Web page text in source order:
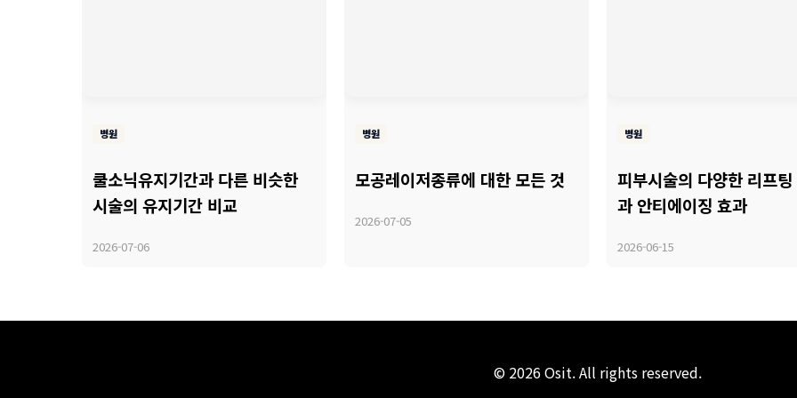
병원
쿨소닉유지기간과 다른 비슷한
시술의 유지기간 비교
2026-07-06
병원
모공레이저종류에 대한 모든 것
2026-07-05
병원
피부시술의 다양한 리프
과 안티에이징 효과
2026-06-15
© 2026 Osit. All rights reserved.